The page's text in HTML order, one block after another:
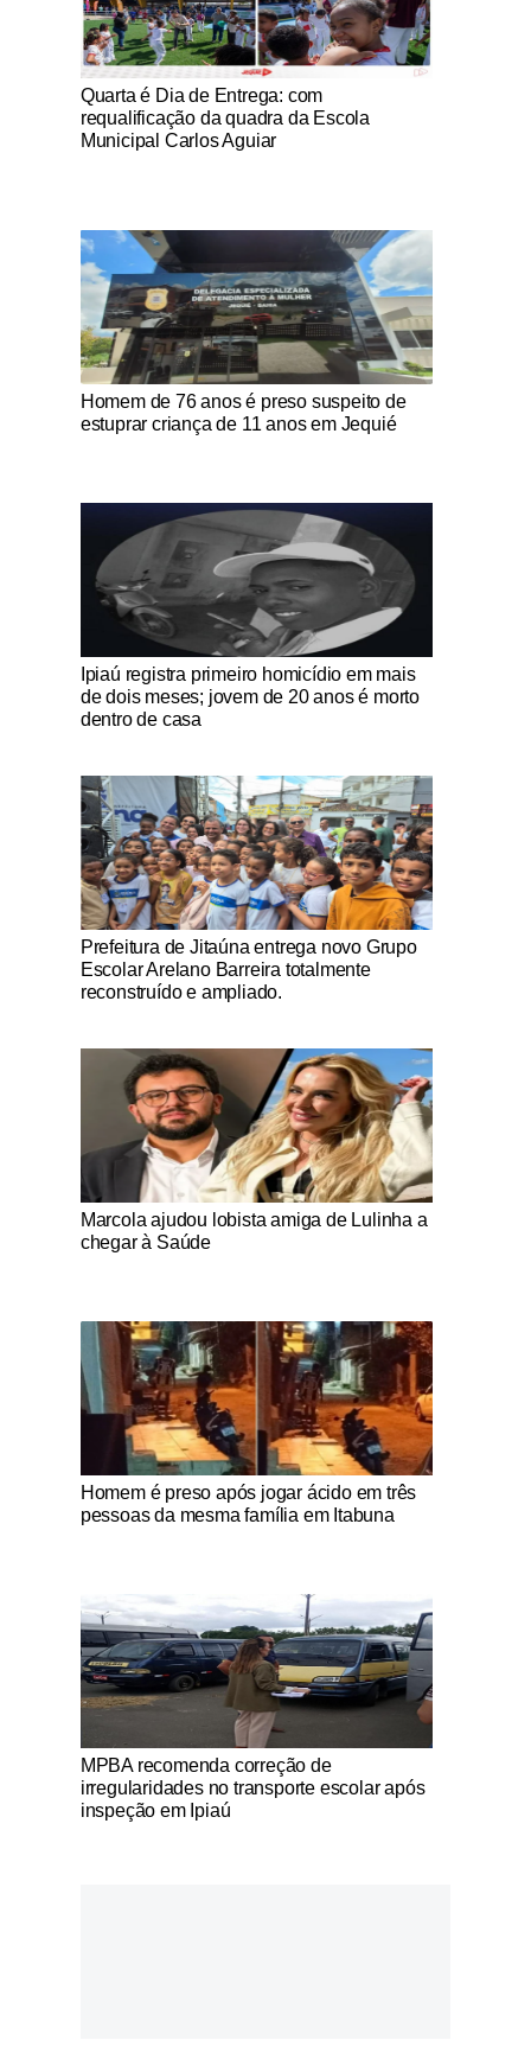
Notícias Católicas
Quarta é Dia de Entrega: com
requalificação da quadra da Escola
Municipal Carlos Aguiar
Notícias Católicas
Homem de 76 anos é preso suspeito de
estuprar criança de 11 anos em Jequié
Notícias Católicas
Ipiaú registra primeiro homicídio em mais
de dois meses; jovem de 20 anos é morto
dentro de casa
Notícias Católicas
Prefeitura de Jitaúna entrega novo Grupo
Escolar Arelano Barreira totalmente
reconstruído e ampliado.
Notícias Católicas
Marcola ajudou lobista amiga de Lulinha a
chegar à Saúde
Notícias Católicas
Homem é preso após jogar ácido em três
pessoas da mesma família em Itabuna
Notícias Católicas
MPBA recomenda correção de
irregularidades no transporte escolar após
inspeção em Ipiaú